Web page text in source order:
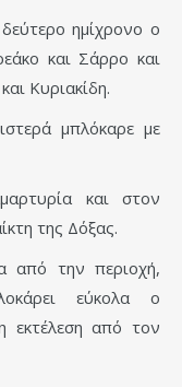
ημίχρονο ο
και Σάρρο και
Κυριακίδη.
μπλόκαρε με
και στον
της Δόξας.
από την περιοχή,
εύκολα ο
εκτέλεση από τον